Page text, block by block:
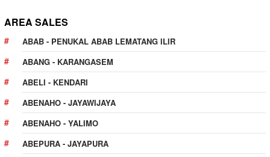
AREA SALES
ABAB - PENUKAL ABAB LEMATANG ILIR
ABANG - KARANGASEM
ABELI - KENDARI
ABENAHO - JAYAWIJAYA
ABENAHO - YALIMO
ABEPURA - JAYAPURA